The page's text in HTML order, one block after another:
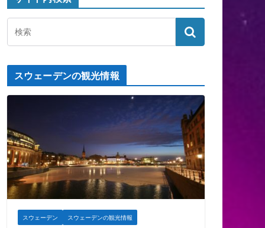
スウェーデンの観光情報
スウェーデン スウェーデンの観光情報